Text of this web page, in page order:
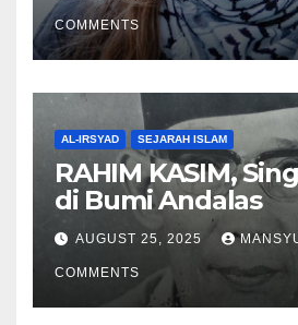
COMMENTS
AL-IRSYAD SEJARAH ISLAM
RAHIM KASIM,
di Bumi Andalas
AUGUST 25, 2025
COMMENTS